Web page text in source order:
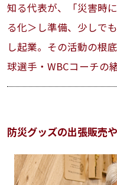
知る代表が、「災害時
る化＞し準備、少しで
し起業。その活動の根
球選手・WBCコーチの
防災グッズの出張販売